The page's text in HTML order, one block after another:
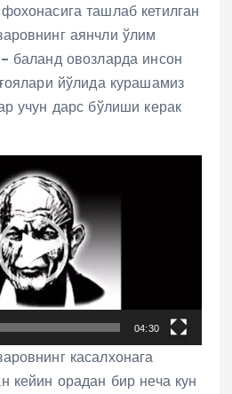
ташлаб кетилган
аянчли ўлим
баланд овозларда инсон
йўлида курашамиз
учун дарс бўлиши керак
04:30
касалхонага
кейин орадан бир неча кун